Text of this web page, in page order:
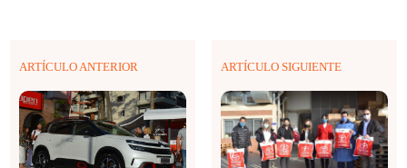
ARTÍCULO ANTERIOR ARTÍCULO SIGUIENTE